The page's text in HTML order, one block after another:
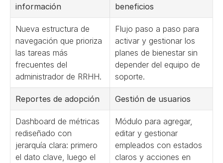
información
beneficios
Nueva estructura de
navegación que prioriza
las tareas más
frecuentes del
administrador de RRHH.
Flujo paso a paso para
activar y gestionar los
planes de bienestar sin
depender del equipo de
soporte.
Reportes de adopción Gestión de usuarios
Dashboard de métricas
rediseñado con
jerarquía clara: primero
el dato clave, luego el
Módulo para agregar,
editar y gestionar
empleados con estados
claros y acciones en